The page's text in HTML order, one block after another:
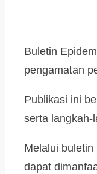
Buletin
pengamatan
Publikasi ini
serta langkah-
Melalui
dapat